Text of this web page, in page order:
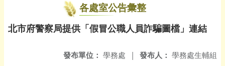
各處室公告彙整
北市府警察局提供「假冒公職人員詐騙圖檔」連結
發布人： 學務處生輔組
發布單位： 學務處 |